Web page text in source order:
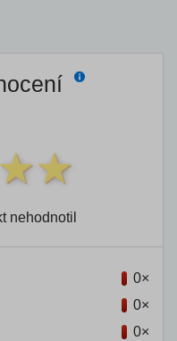
nehodnotil
0×
0×
0×